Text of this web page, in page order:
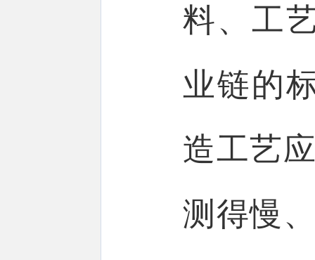
料、工
业链的
造工艺
测得慢